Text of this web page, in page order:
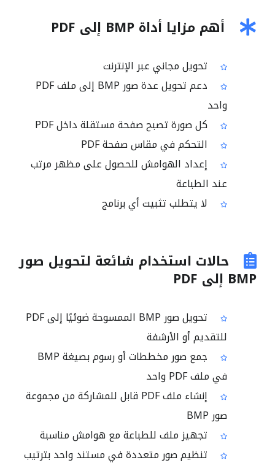
أهم مزايا أداة BMP إلى PDF
تحويل مجاني عبر الإنترنت
دعم تحويل عدة صور BMP إلى ملف PDF
واحد
كل صورة تصبح صفحة مستقلة داخل PDF
التحكم في مقاس صفحة PDF
إعداد الهوامش للحصول على مظهر مرتب
عند الطباعة
لا يتطلب تثبيت أي برنامج
حالات استخدام شائعة لتحويل صور
BMP إلى PDF
تحويل صور BMP الممسوحة ضوئيًا إلى PDF
للتقديم أو الأرشفة
جمع صور مخططات أو رسوم بصيغة BMP
في ملف PDF واحد
إنشاء ملف PDF قابل للمشاركة من مجموعة
صور BMP
تجهيز ملف للطباعة مع هوامش مناسبة
تنظيم صور متعددة في مستند واحد بترتيب